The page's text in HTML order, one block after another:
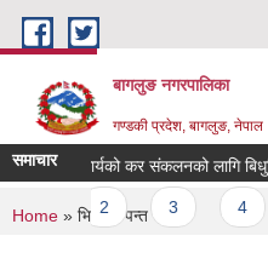
Skip to main content
बागलुङ नगरपालिका
गण्डकी प्रदेश, बागलुङ, नेपाल
समाचार
बिभिन्न कार्यको कर संकलनको लागि
Pages
2 3
You are here
Home » भिमसेन पन्त